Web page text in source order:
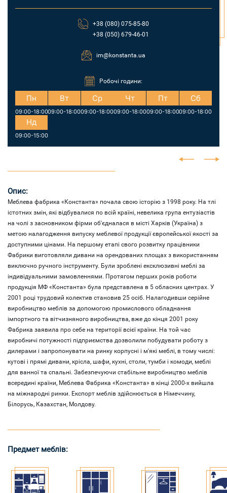
+38 (080) 075-85-80
+38 (050) 679-46-01
im@konstanta.ua
Робочі години:
09:00-18:0009:00-18:0009:00-18:0009:00-18:0009:00-18:0009:00-18:00
09:00-15:00
Опис:
Меблева фабрика «Константа» почала свою історію з 1998 року. На тлі
істотних змін, які відбувалися по всій країні, невелика група ентузіастів
на чолі з засновником фірми об'єдналася в місті Харків (Україна) з
метою налагодження випуску меблевої продукції європейської якості за
доступними цінами. На першому етапі свого розвитку працівники
Фабрики виготовляли дивани на орендованих площах з використанням
виключно ручного інструменту. Були зроблені ексклюзивні меблі за
індивідуальними замовленнями. Протягом перших років роботи
продукція МФ «Константа» була представлена ​​в 5 обласних центрах. У
2001 році трудовий колектив становив 25 осіб. Налагодивши серійне
виробництво меблів за допомогою промислового обладнання
імпортного та вітчизняного виробництва, вже до кінця 2001 року
Фабрика заявила про себе на території всієї країни. На той час
виробничі потужності підприємства дозволили побудувати роботу з
дилерами і запропонувати на ринку корпусні і м'які меблі, в тому числі:
кутові і прямі дивани, крісла, шафи, кухні, столи, тумби і комоди, меблі
для ванної та спальні. Забезпечуючи стабільне виробництво меблів
всередині країни, Меблева Фабрика «Константа» в кінці 2000-х вийшла
на міжнародні ринки. Експорт меблів здійснюється в Німеччину,
Білорусь, Казахстан, Молдову.
Предмет меблів: